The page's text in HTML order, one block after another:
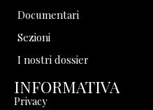
Documentari
Sezioni
I nostri dossier
INFORMATIVA
Privacy